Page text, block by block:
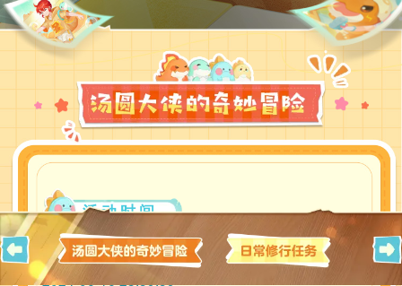
活动时间
部分服务器提前测试：2024-05-29 10:00:00至
2024-06-16 23:59:59